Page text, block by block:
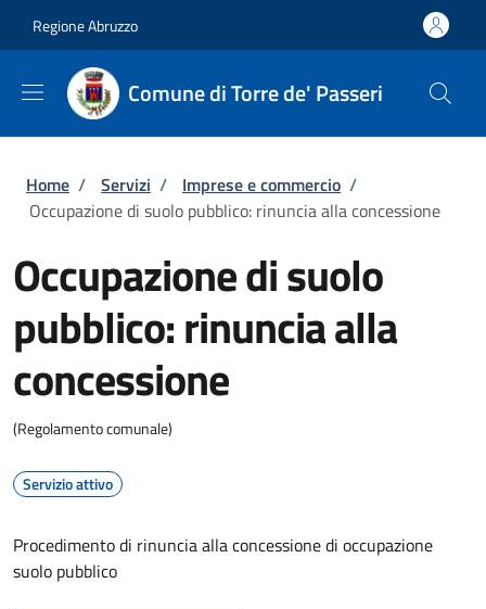
Regione Abruzzo
Comune di Torre de' Passeri
Briciole di pane
Home / Servizi / Imprese e commercio /
Occupazione di suolo pubblico: rinuncia alla concessione
Occupazione di suolo
pubblico: rinuncia alla
concessione
(Regolamento comunale)
Servizio attivo
Procedimento di rinuncia alla concessione di occupazione
suolo pubblico